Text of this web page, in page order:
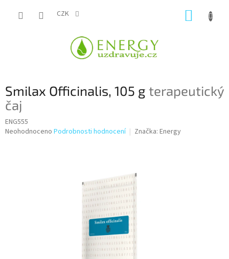
CZK
Smilax Officinalis, 105 g terapeutický
čaj
ENG555
Průměrné
Neohodnoceno Podrobnosti hodnocení Značka: Energy